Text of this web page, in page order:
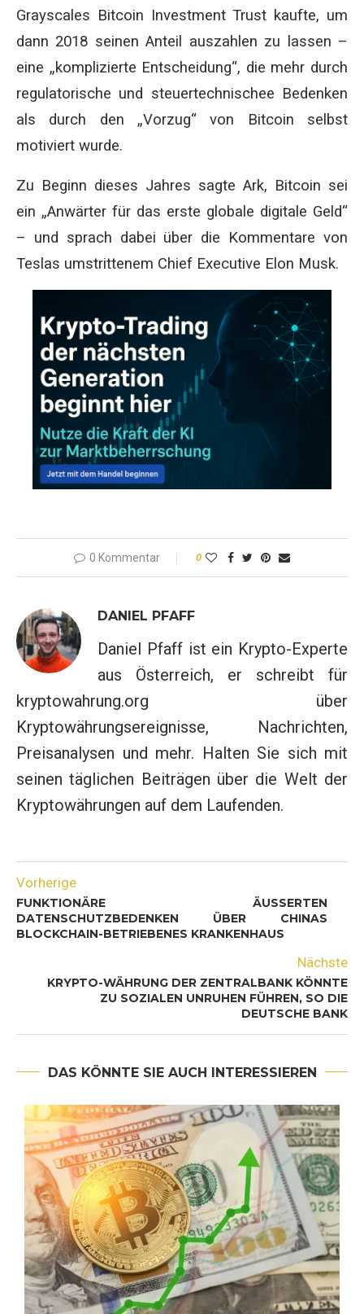
Grayscales Bitcoin Investment Trust kaufte, um
dann 2018 seinen Anteil auszahlen zu lassen –
eine „komplizierte Entscheidung“, die mehr durch
regulatorische und steuertechnischee Bedenken
als durch den „Vorzug“ von Bitcoin selbst
motiviert wurde.
Zu Beginn dieses Jahres sagte Ark, Bitcoin sei
ein „Anwärter für das erste globale digitale Geld“
– und sprach dabei über die Kommentare von
Teslas umstrittenem Chief Executive Elon Musk.
0 Kommentar 0
DANIEL PFAFF
Daniel Pfaff ist ein Krypto-Experte
aus Österreich, er schreibt für
kryptowahrung.org über
Kryptowährungsereignisse, Nachrichten,
Preisanalysen und mehr. Halten Sie sich mit
seinen täglichen Beiträgen über die Welt der
Kryptowährungen auf dem Laufenden.
Vorherige
FUNKTIONÄRE ÄUSSERTEN D
ATENSCHUTZBEDENKEN ÜBER CHINAS B
LOCKCHAIN-BETRIEBENES KRANKENHAUS
Nächste
KRYPTO-WÄHRUNG DER ZENTRALBANK KÖNNTE
ZU SOZIALEN UNRUHEN FÜHREN, SO DIE
DEUTSCHE BANK
DAS KÖNNTE SIE AUCH INTERESSIEREN